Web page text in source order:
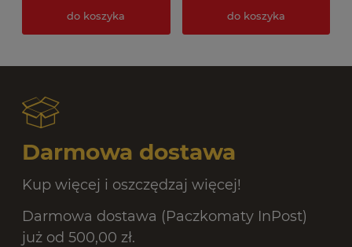
do koszyka do koszyka
Darmowa dostawa
Kup więcej i oszczędzaj więcej!
Darmowa dostawa (Paczkomaty InPost)
już od 500,00 zł.